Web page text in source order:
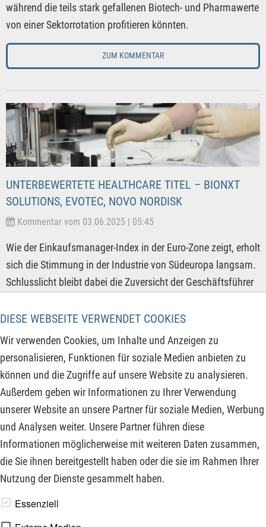
DIESE WEBSEITE VERWENDET COOKIES
Wir verwenden Cookies, um Inhalte und Anzeigen zu
personalisieren, Funktionen für soziale Medien anbieten zu
können und die Zugriffe auf unsere Website zu analysieren.
Außerdem geben wir Informationen zu Ihrer Verwendung
unserer Website an unsere Partner für soziale Medien, Werbung
und Analysen weiter. Unsere Partner führen diese
Informationen möglicherweise mit weiteren Daten zusammen,
die Sie ihnen bereitgestellt haben oder die sie im Rahmen Ihrer
Nutzung der Dienste gesammelt haben.
Essenziell
während die teils stark gefallenen Biotech- und Pharmawerte
von einer Sektorrotation profitieren könnten.
ZUM KOMMENTAR
UNTERBEWERTETE HEALTHCARE TITEL – BIONXT
SOLUTIONS, EVOTEC, NOVO NORDISK
Kommentar vom 03.06.2025 | 05:45
Wie der Einkaufsmanager-Index in der Euro-Zone zeigt, erholt
sich die Stimmung in der Industrie von Südeuropa langsam.
Schlusslicht bleibt dabei die Zuversicht der Geschäftsführer
veröffentlichte S&P Global die endgültigen Daten für Mai
2025. Die Talfahrt in Deutschland beschleunigte sich leicht,
während sich die Gesamtindustrie im Euro-Raum der
Wachstumsschwelle annähert. Mit 49,4 Punkten steigt der
durch Umfragen ermittelte Indikator auf den höchsten Wert
seit August 2022 und so rückt der Wachstumsschwellenwert
von 50 Punkten in greifbare Nähe.
www.derfinanzinvestor.de - © 2026 - Die Publikation für